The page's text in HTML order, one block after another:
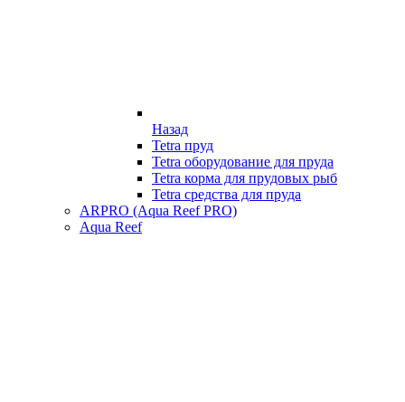
Назад
Tetra пруд
Tetra оборудование для пруда
Tetra корма для прудовых рыб
Tetra средства для пруда
ARPRO (Aqua Reef PRO)
Aqua Reef